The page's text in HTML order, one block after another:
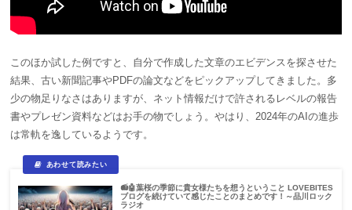
このほか試した例ですと、自分で作成した文章のエビデンスを探させた
結果、古い新聞記事やPDFの論文などをピックアップしてきました。多
少の物足りなさはありますが、ネット情報だけで許されるレベルの報告
書やプレゼン資料などはお手の物でしょう。やはり、2024年のAIの進歩
は常軌を逸しているようです。
📻🤖葉桜の季節に貴女様たちを想うということ LOVEBITES
ブログを続けていて感じたことのまとめです！～品川ロック
ラジオ